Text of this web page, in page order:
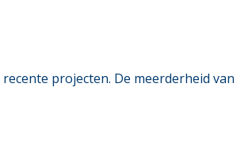
projecten. De meerderheid van